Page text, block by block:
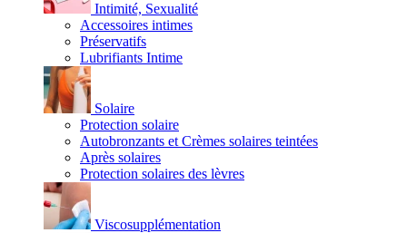
Intimité, Sexualité
Accessoires intimes
Préservatifs
Lubrifiants Intime
Solaire
Protection solaire
Autobronzants et Crèmes solaires teintées
Après solaires
Protection solaires des lèvres
Viscosupplémentation